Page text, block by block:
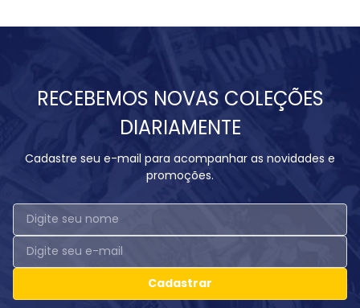
RECEBEMOS NOVAS COLEÇÕES
DIARIAMENTE
Cadastre seu e-mail para acompanhar as novidades e
promoções.
Cadastrar